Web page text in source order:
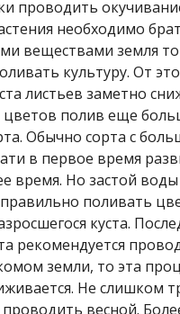
проводить
необходимо
веществами земля
культуру. От
листьев заметно
полив еще
Обычно сорта с
в первое время
время. Но застой
поливать
куста.
рекомендуется
земли, то эта
Не слишком
весной.